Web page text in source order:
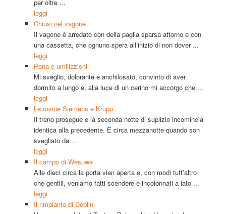
per oltre ...
leggi
Chiusi nel vagone
Il vagone è arredato con della paglia sparsa attorno e con
una cassetta, che ognuno spera all’inizio di non dover ...
leggi
Pena e umiliazioni
Mi sveglio, dolorante e anchilosato, convinto di aver
dormito a lungo e, alla luce di un cerino mi accorgo che ...
leggi
Le rovine Siemens e Krupp
Il treno prosegue e la seconda notte di suplizio incomincia
identica alla precedente. È circa mezzanotte quando son
svegliato da ...
leggi
Il campo di Wesuwe
Alle dieci circa la porta vien aperta e, con modi tutt’altro
che gentili, veniamo fatti scendere e incolonnati a lato ...
leggi
Il rimpianto di Deblin